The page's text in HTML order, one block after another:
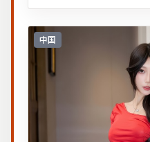
中国